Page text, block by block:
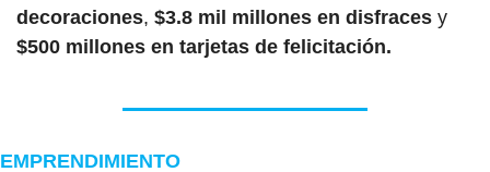
decoraciones, $3.8 mil millones en disfraces y
$500 millones en tarjetas de felicitación.
EMPRENDIMIENTO